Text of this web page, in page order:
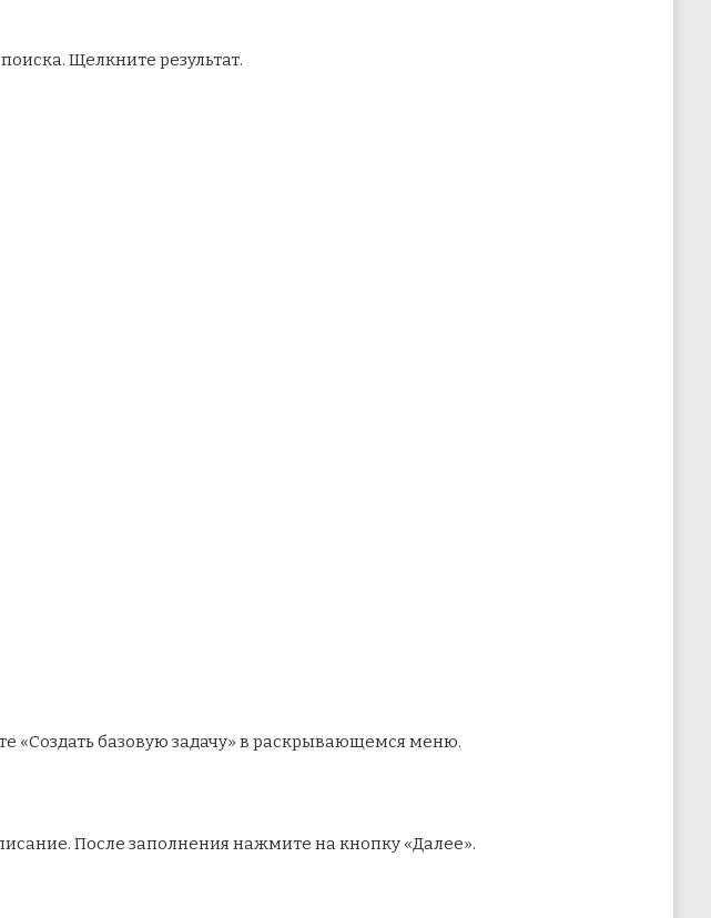
Щелкните результат.
«Создать базовую задачу» в раскрывающемся меню.
После заполнения нажмите на кнопку «Далее».